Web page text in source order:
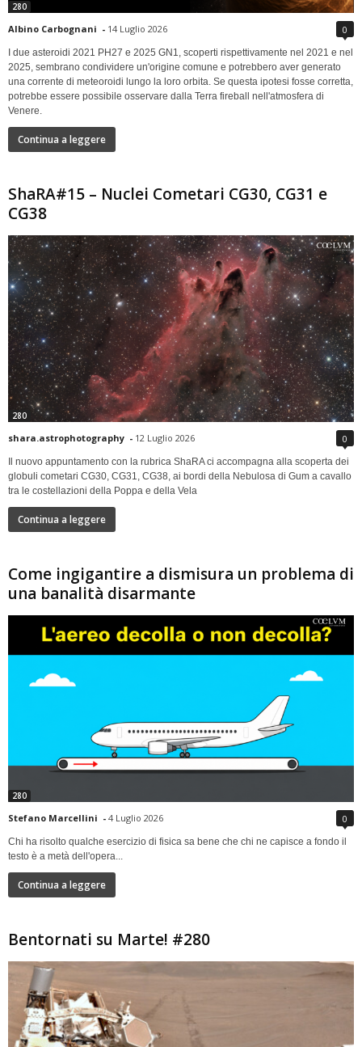
280
Albino Carbognani - 14 Luglio 2026 0
I due asteroidi 2021 PH27 e 2025 GN1, scoperti rispettivamente nel 2021 e nel
2025, sembrano condividere un'origine comune e potrebbero aver generato
una corrente di meteoroidi lungo la loro orbita. Se questa ipotesi fosse corretta,
potrebbe essere possibile osservare dalla Terra fireball nell'atmosfera di
Venere.
Continua a leggere
ShaRA#15 – Nuclei Cometari CG30, CG31 e
CG38
280
shara.astrophotography - 12 Luglio 2026 0
Il nuovo appuntamento con la rubrica ShaRA ci accompagna alla scoperta dei
globuli cometari CG30, CG31, CG38, ai bordi della Nebulosa di Gum a cavallo
tra le costellazioni della Poppa e della Vela
Continua a leggere
Come ingigantire a dismisura un problema di
una banalità disarmante
280
Stefano Marcellini - 4 Luglio 2026 0
Chi ha risolto qualche esercizio di fisica sa bene che chi ne capisce a fondo il
testo è a metà dell'opera...
Continua a leggere
Bentornati su Marte! #280